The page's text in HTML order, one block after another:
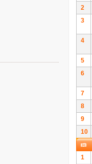
2
3
4
5
6
7
8
9
10
1